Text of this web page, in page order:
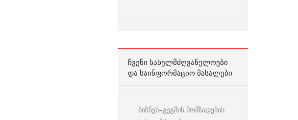
ᲩᲕᲔᲜᲘ ᲡᲐᲮᲔᲚᲛᲫᲦᲕᲐᲜᲔᲚᲝᲔᲑᲘ
ᲓᲐ ᲡᲐᲘᲜᲤᲝᲠᲛᲐᲪᲘᲝ ᲛᲐᲡᲐᲚᲔᲑᲘ
ბიზნეს–გეგმის მომზადების